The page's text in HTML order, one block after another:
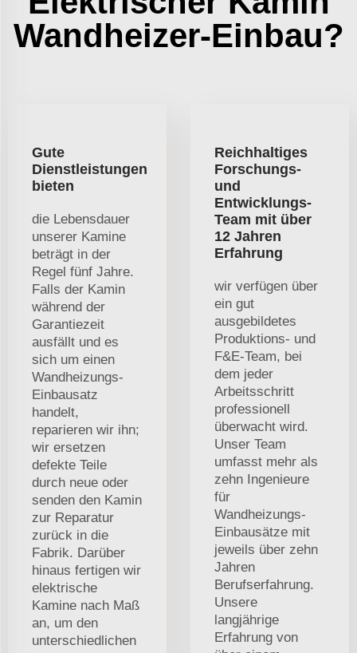
Wandheizer-Einbau?
Gute
Dienstleistungen
bieten
die Lebensdauer
unserer Kamine
beträgt in der
Regel fünf Jahre.
Falls der Kamin
während der
Garantiezeit
ausfällt und es
sich um einen
Wandheizungs-
Einbausatz
handelt,
reparieren wir ihn;
wir ersetzen
defekte Teile
durch neue oder
senden den Kamin
zur Reparatur
zurück in die
Fabrik. Darüber
hinaus fertigen wir
elektrische
Kamine nach Maß
an, um den
unterschiedlichen
Reichhaltiges
Forschungs-
und
Entwicklungs-
Team mit über
12 Jahren
Erfahrung
wir verfügen über
ein gut
ausgebildetes
Produktions- und
F&E-Team, bei
dem jeder
Arbeitsschritt
professionell
überwacht wird.
Unser Team
umfasst mehr als
zehn Ingenieure
für
Wandheizungs-
Einbausätze mit
jeweils über zehn
Jahren
Berufserfahrung.
Unsere
langjährige
Erfahrung von